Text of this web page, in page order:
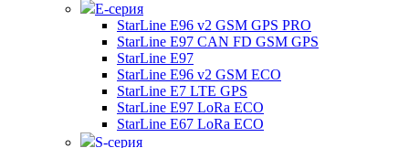
E-серия
StarLine E96 v2 GSM GPS PRO
StarLine E97 CAN FD GSM GPS
StarLine E97
StarLine E96 v2 GSM ECO
StarLine E7 LTE GPS
StarLine E97 LoRa ECO
StarLine E67 LoRa ECO
S-серия